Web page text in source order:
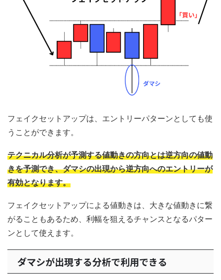
フェイクセットアップは、エントリーパターンとしても使
うことができます。
テクニカル分析が予測する値動きの方向とは逆方向の値動
きを予測でき、ダマシの出現から逆方向へのエントリーが
有効となります。
フェイクセットアップによる値動きは、大きな値動きに繋
がることもあるため、利幅を狙えるチャンスとなるパター
ンとして使えます。
ダマシが出現する分析で利用できる